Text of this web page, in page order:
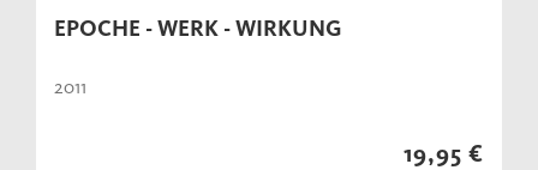
EPOCHE - WERK - WIRKUNG
2011
19,95 €